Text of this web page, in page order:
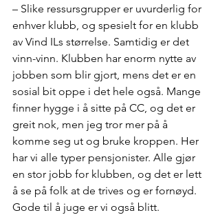
– Slike ressursgrupper er uvurderlig for
enhver klubb, og spesielt for en klubb
av Vind ILs størrelse. Samtidig er det
vinn-vinn. Klubben har enorm nytte av
jobben som blir gjort, mens det er en
sosial bit oppe i det hele også. Mange
finner hygge i å sitte på CC, og det er
greit nok, men jeg tror mer på å
komme seg ut og bruke kroppen. Her
har vi alle typer pensjonister. Alle gjør
en stor jobb for klubben, og det er lett
å se på folk at de trives og er fornøyd.
Gode til å juge er vi også blitt.